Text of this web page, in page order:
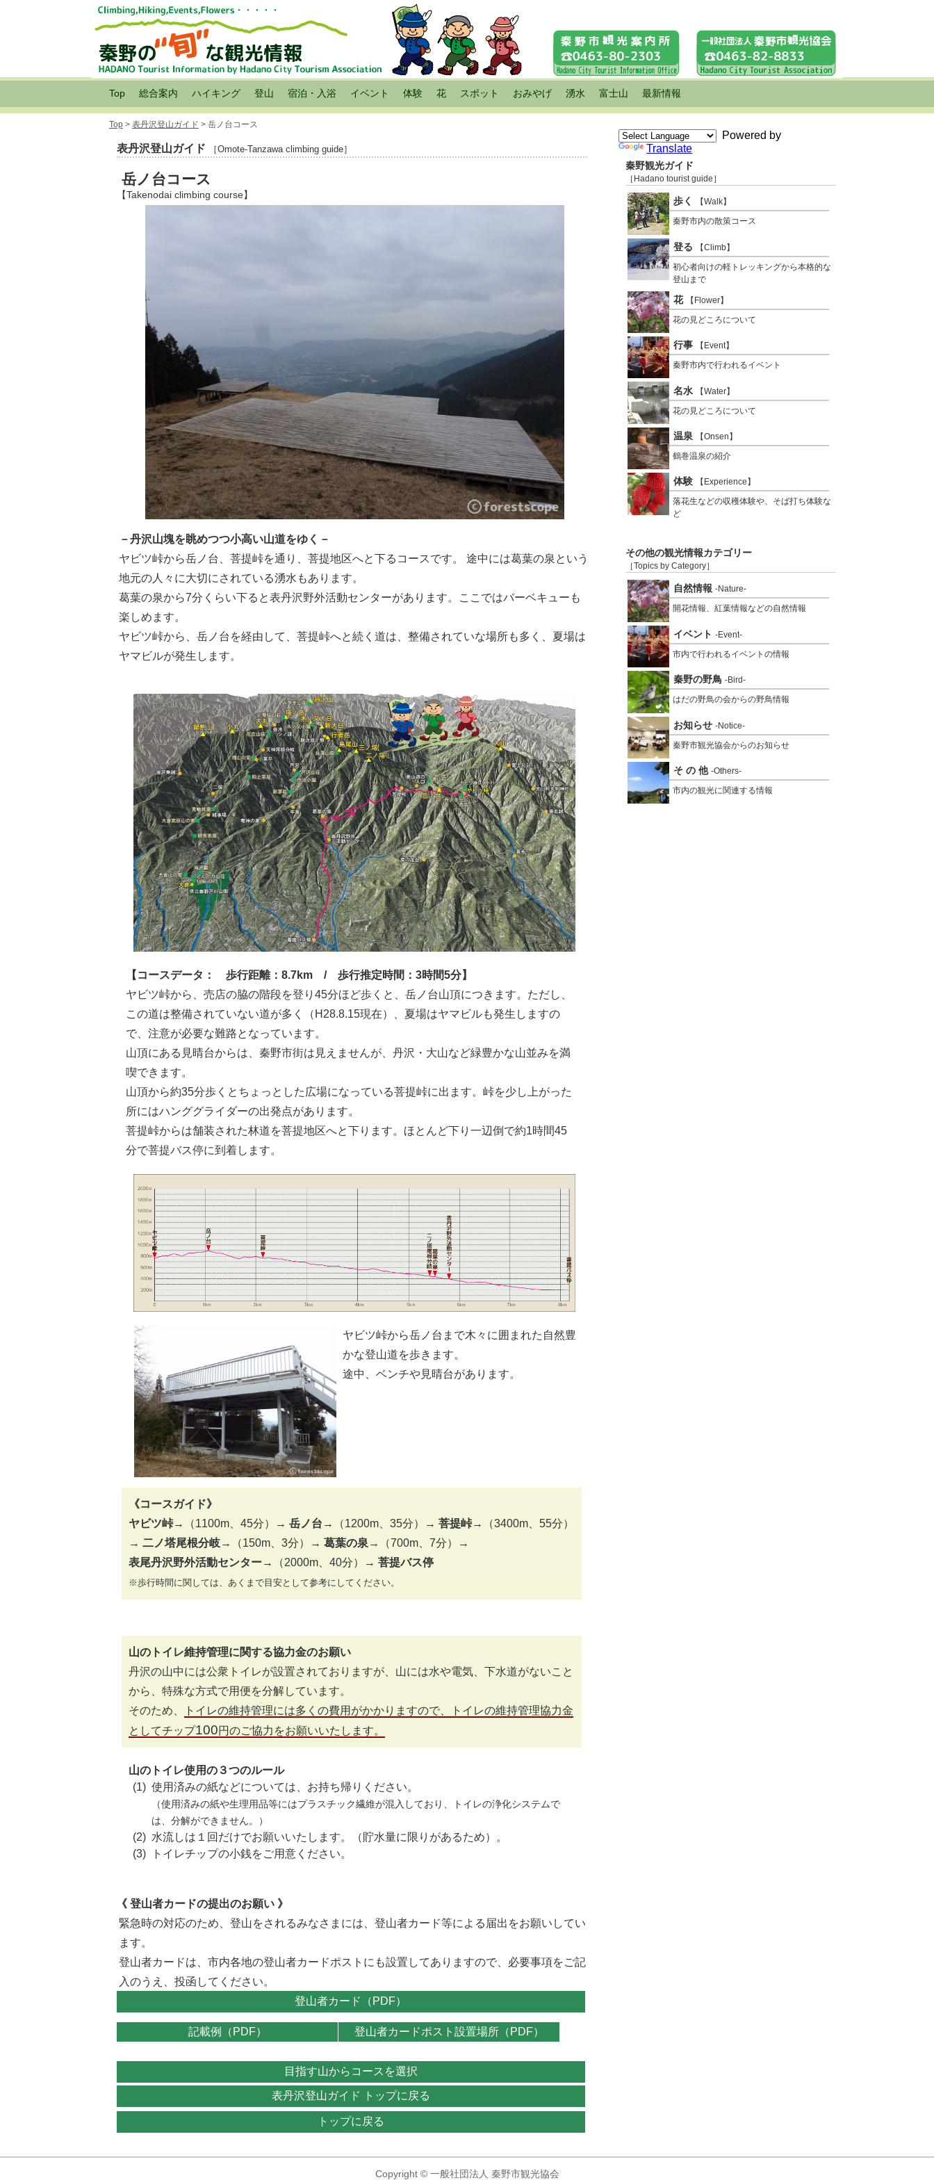
Top 総合案内 ハイキング 登山 宿泊・入浴 イベント 体験 花 スポット おみやげ 湧水 富士山 最新情報
Top> 表丹沢登山ガイド > 岳ノ台コース
表丹沢登山ガイド ［Omote-Tanzawa climbing guide］
岳ノ台コース
【Takenodai climbing course】
－丹沢山塊を眺めつつ小高い山道をゆく－
ヤビツ峠から岳ノ台、菩提峠を通り、菩提地区へと下るコースです。 途中には葛葉の泉という
地元の人々に大切にされている湧水もあります。
葛葉の泉から7分くらい下ると表丹沢野外活動センターがあります。ここではバーベキューも
楽しめます。
ヤビツ峠から、岳ノ台を経由して、菩提峠へと続く道は、整備されていな場所も多く、夏場は
ヤマビルが発生します。
【コースデータ： 歩行距離：8.7km / 歩行推定時間：3時間5分】
ヤビツ峠から、売店の脇の階段を登り45分ほど歩くと、岳ノ台山頂につきます。ただし、
この道は整備されていない道が多く（H28.8.15現在）、夏場はヤマビルも発生しますの
で、注意が必要な難路となっています。
山頂にある見晴台からは、秦野市街は見えませんが、丹沢・大山など緑豊かな山並みを満
喫できます。
山頂から約35分歩くとちょっとした広場になっている菩提峠に出ます。峠を少し上がった
所にはハンググライダーの出発点があります。
菩提峠からは舗装された林道を菩提地区へと下ります。ほとんど下り一辺倒で約1時間45
分で菩提バス停に到着します。
ヤビツ峠から岳ノ台まで木々に囲まれた自然豊
かな登山道を歩きます。
途中、ベンチや見晴台があります。
《コースガイド》
ヤビツ峠→（1100m、45分）→岳ノ台 →（1200m、35分）→菩提峠→（3400m、55分）
→二ノ塔尾根分岐→（150m、3分）→葛葉の泉 →（700m、7分）→
表尾丹沢野外活動センター→（2000m、40分）→菩提バス停
※歩行時間に関しては、あくまで目安として参考にしてください。
山のトイレ維持管理に関する協力金のお願い
丹沢の山中には公衆トイレが設置されておりますが、山には水や電気、下水道がないこと
から、特殊な方式で用便を分解しています。
そのため、
トイレの維持管理には多くの費用がかかりますので、トイレの維持管理協力金
としてチップ100円のご協力をお願いいたします。
山のトイレ使用の３つのルール
使用済みの紙などについては、お持ち帰りください。
（使用済みの紙や生理用品等にはプラスチック繊維が混入しており、トイレの浄化システムで
は、分解ができません。）
水流しは１回だけでお願いいたします。（貯水量に限りがあるため）。
トイレチップの小銭をご用意ください。
《 登山者カードの提出のお願い 》
緊急時の対応のため、登山をされるみなさまには、登山者カード等による届出をお願いしてい
ます。
登山者カードは、市内各地の登山者カードポストにも設置してありますので、必要事項をご記
入のうえ、投函してください。
登山者カード（PDF）
記載例（PDF） 登山者カードポスト設置場所（PDF）
目指す山からコースを選択
表丹沢登山ガイド トップに戻る
トップに戻る
Powered by
Translate
秦野観光ガイド
［Hadano tourist guide］
歩く 【Walk】
秦野市内の散策コース
登る 【Climb】
初心者向けの軽トレッキングから本格的な
登山まで
花 【Flower】
花の見どころについて
行事 【Event】
秦野市内で行われるイベント
名水 【Water】
花の見どころについて
温泉 【Onsen】
鶴巻温泉の紹介
体験 【Experience】
落花生などの収穫体験や、そば打ち体験な
ど
その他の観光情報カテゴリー
［Topics by Category］
自然情報-Nature-
開花情報、紅葉情報などの自然情報
イベント-Event-
市内で行われるイベントの情報
秦野の野鳥-Bird-
はだの野鳥の会からの野鳥情報
お知らせ-Notice-
秦野市観光協会からのお知らせ
そ の 他-Others-
市内の観光に関連する情報
Copyright © 一般社団法人 秦野市観光協会